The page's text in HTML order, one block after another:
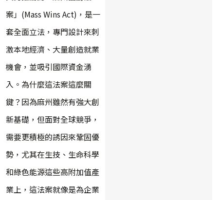
案」(Mass Wins Act)，是一
套全面立法，專門設計來刺
激本地經濟、大量創造就業
機會，並吸引國際資金湧
入。為什麼這法案這麼關
鍵？因為麻州雖然有強大創
新基礎，但面對全球競爭，
需要更積極的誘因來鞏固優
勢，尤其在生技、生命科學
和綠色能源這些高附加值產
業上，這法案就像是為企業